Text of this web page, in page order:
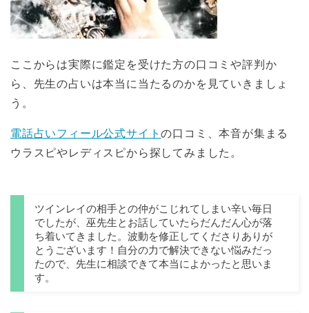
ここからは実際に鑑定を受けた方の口コミや評判か
ら、先生の占いは本当に当たるのかを見ていきましょ
う。
電話占いフィール公式サイトの口コミ、本音が集まる
ウラスピやレディスピから探してみました。
ツインレイの相手との仲がこじれてしまい辛い毎日
でしたが、巫先生とお話していたらだんだん心が落
ち着いてきました。波動を修正してくださりありが
とうございます！自分の力で解決できない悩みだっ
たので、先生に相談できて本当によかったと思いま
す。